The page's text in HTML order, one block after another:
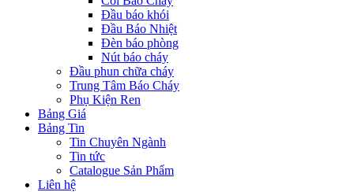
Đầu báo khói
Đầu Báo Nhiệt
Đèn báo phòng
Nút báo cháy
Đầu phun chữa cháy
Trung Tâm Báo Cháy
Phụ Kiện Ren
Bảng Giá
Bảng Tin
Tin Chuyên Ngành
Tin tức
Catalogue Sản Phẩm
Liên hệ